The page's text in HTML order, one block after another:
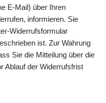
E-Mail) über Ihren
informieren. Sie
Widerrufsformular
ist. Zur Wahrung
Sie die Mitteilung über die
Ablauf der Widerrufsfrist